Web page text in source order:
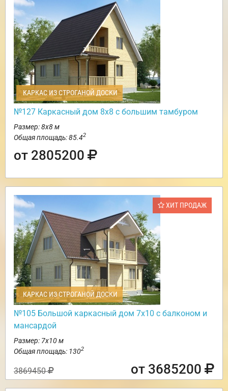
КАРКАС ИЗ СТРОГАНОЙ ДОСКИ
№127 Каркасный дом 8х8 с большим тамбуром
Размер: 8х8 м
Общая площадь: 85.42
от 2805200
ХИТ ПРОДАЖ
КАРКАС ИЗ СТРОГАНОЙ ДОСКИ
№105 Большой каркасный дом 7х10 с балконом и
мансардой
Размер: 7х10 м
Общая площадь: 1302
3869450 от 3685200